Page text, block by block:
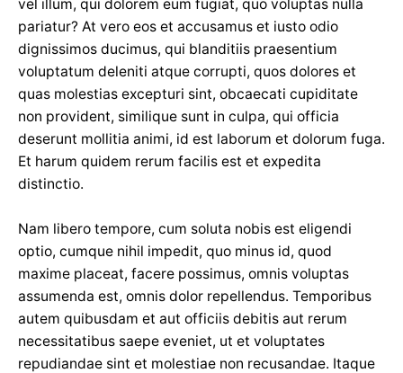
vel illum, qui dolorem eum fugiat, quo voluptas nulla
pariatur? At vero eos et accusamus et iusto odio
dignissimos ducimus, qui blanditiis praesentium
voluptatum deleniti atque corrupti, quos dolores et
quas molestias excepturi sint, obcaecati cupiditate
non provident, similique sunt in culpa, qui officia
deserunt mollitia animi, id est laborum et dolorum fuga.
Et harum quidem rerum facilis est et expedita
distinctio.
Nam libero tempore, cum soluta nobis est eligendi
optio, cumque nihil impedit, quo minus id, quod
maxime placeat, facere possimus, omnis voluptas
assumenda est, omnis dolor repellendus. Temporibus
autem quibusdam et aut officiis debitis aut rerum
necessitatibus saepe eveniet, ut et voluptates
repudiandae sint et molestiae non recusandae. Itaque